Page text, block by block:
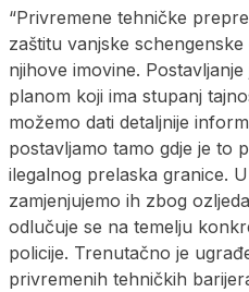
“Privremene tehničke
zaštitu vanjske
njihove imovine.
planom koji ima stupanj
možemo dati detaljnije
postavljamo tamo gdje je to
ilegalnog prelaska granice.
zamjenjujemo ih zbog
odlučuje se na temelju
policije. Trenutačno je
privremenih tehničkih